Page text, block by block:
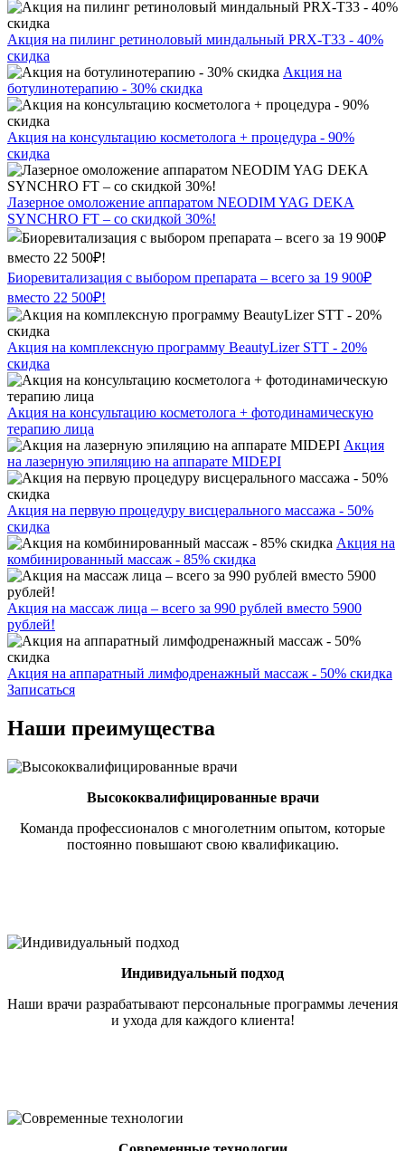
Акция на пилинг ретиноловый миндальный PRX-T33 - 40%
скидка
Акция на
ботулинотерапию - 30% скидка
Акция на консультацию косметолога + процедура - 90%
скидка
Лазерное омоложение аппаратом NEODIM YAG DEKA
SYNCHRO FT – со скидкой 30%!
Биоревитализация с выбором препарата – всего за 19 900₽
вместо 22 500₽!
Акция на комплексную программу BeautyLizer STT - 20%
скидка
Акция на консультацию косметолога + фотодинамическую
терапию лица
Акция
на лазерную эпиляцию на аппарате MIDEPI
Акция на первую процедуру висцерального массажа - 50%
скидка
Акция на
комбинированный массаж - 85% скидка
Акция на массаж лица – всего за 990 рублей вместо 5900
рублей!
Акция на аппаратный лимфодренажный массаж - 50% скидка
Записаться
Наши преимущества
Высококвалифицированные врачи
Команда профессионалов с многолетним опытом, которые
постоянно повышают свою квалификацию.
Индивидуальный подход
Наши врачи разрабатывают персональные программы лечения
и ухода для каждого клиента!